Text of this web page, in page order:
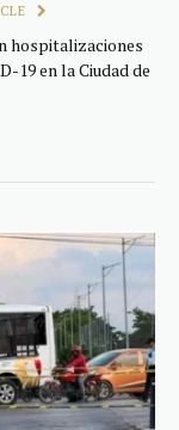
hospitalizaciones
19 en la Ciudad de